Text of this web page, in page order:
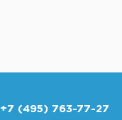
+7 (495) 763-77-27